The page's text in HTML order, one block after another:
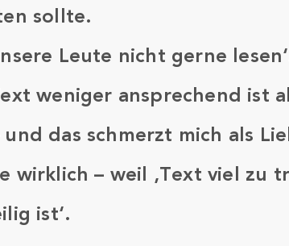
sollte.
Leute nicht gerne
weniger ansprechend ist
und das schmerzt mich als
wirklich – weil ‚Text viel zu
ist‘.